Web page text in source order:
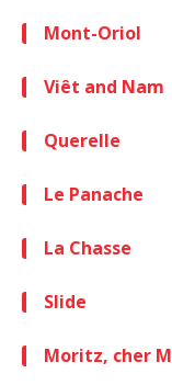
Mont-Oriol
Viêt and Nam
Querelle
Le Panache
La Chasse
Slide
Moritz, cher